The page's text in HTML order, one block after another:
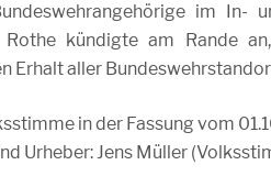
im In-
Rothe kündigte am Rande
Erhalt aller
in der Fassung vom
Urheber: Jens Müller